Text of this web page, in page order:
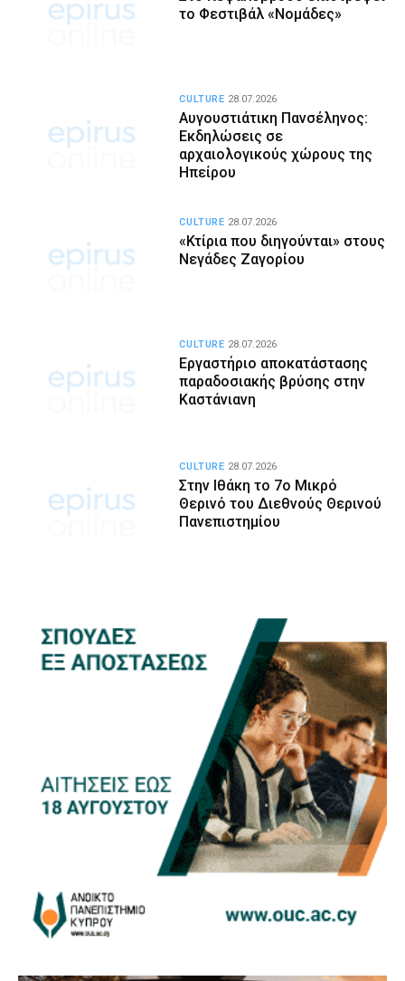
το Φεστιβάλ «Νομάδες»
Αυγουστιάτικη Πανσέληνος:
Εκδηλώσεις σε
αρχαιολογικούς χώρους της
Ηπείρου
CULTURE 28.07.2026
«Κτίρια που διηγούνται» στους
Νεγάδες Ζαγορίου
CULTURE 28.07.2026
Εργαστήριο αποκατάστασης
παραδοσιακής βρύσης στην
Καστάνιανη
CULTURE 28.07.2026
Στην Ιθάκη το 7ο Μικρό
Θερινό του Διεθνούς Θερινού
Πανεπιστημίου
CULTURE 28.07.2026